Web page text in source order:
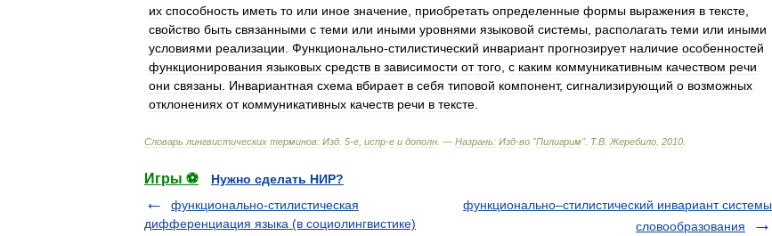
их способность иметь то или иное значение приобретать определенные формы выражения в тексте
свойство быть связанными с теми или иными уровнями языковой системы располагать теми или иными
условиями реализации Функционально-стилистический инвариант прогнозирует наличие особенностей
функционирования языковых средств в зависимости от того с каким коммуникативным качеством речи
они связаны Инвариантная схема вбирает в себя типовой компонент, сигнализирующий о возможных
отклонениях от коммуникативных качеств речи в тексте
Словарь лингвистических терминов: Изд 5-е испр-е и дополн . — Назрань: Изд-во "Пилигрим". Т.В Жеребило 2010
Игры ⚽
Нужно сделать НИР?
функционально-стилистическая
дифференциация языка (в социолингвистике)
функционально–стилистический инвариант системы
словообразования